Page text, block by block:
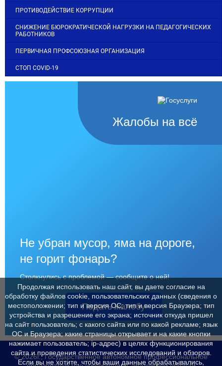
ПРОТИВОДЕЙСТВИЕ КОРРУПЦИИ
СНИЖЕНИЕ БЮРОКРАТИЧЕСКОЙ НАГРУЗКИ НА ПЕДАГОГИЧЕСКИХ
РАБОТНИКОВ
ПЕРВИЧНАЯ ПРОФСОЮЗНАЯ ОРГАНИЗАЦИЯ
СТОП COVID-19
Жалобы на всё
Не убран мусор, яма на дороге,
не горит фонарь?
Столкнулись с проблемой — сообщите о ней!
Подать жалобу
© 2026г., Государственное автономное профессиональное
Продолжая использовать наш сайт, вы даете согласие на
обработку файлов cookie, пользовательских данных (сведения о
местоположении; тип и версия ОС; тип и версия Браузера; тип
устройства и разрешение его экрана; источник откуда пришел
на сайт пользователь; с какого сайта или по какой рекламе; язык
ОС и Браузера; какие страницы открывает и на какие кнопки
нажимает пользователь; ip-адрес) в целях функционирования
сайта и проведения статистических исследований и обзоров.
Если вы не хотите, чтобы ваши данные обрабатывались,